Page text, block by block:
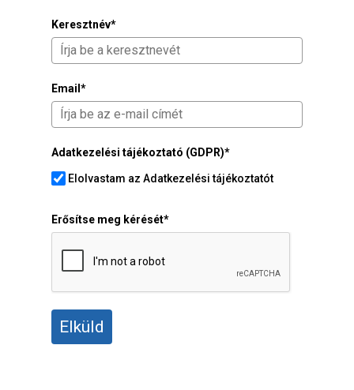
Keresztnév*
Email*
Adatkezelési tájékoztató (GDPR)*
Elolvastam az Adatkezelési tájékoztatót
Erősítse meg kérését*
Elküld